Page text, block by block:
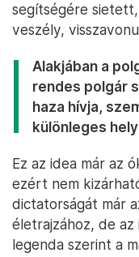
segítségére
veszély,
Alakjában a
rendes polgár
haza hívja,
különleges
Ez az idea már az
ezért nem
dictatorságát már
életrajzához, de
legenda szerint a